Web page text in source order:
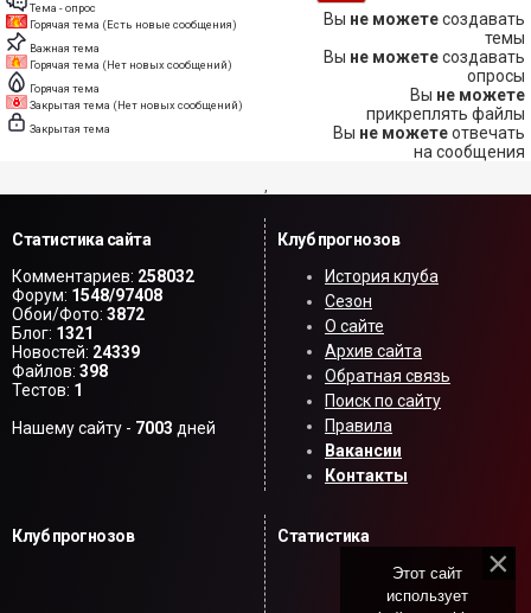
Тема - опрос
Горячая тема (Есть новые сообщения)
Важная тема
Горячая тема (Нет новых сообщений)
Горячая тема
Закрытая тема (Нет новых сообщений)
Закрытая тема
Вы не можетесоздавать
темы
Вы не можетесоздавать
опросы
Вы не можете
прикреплять файлы
Вы не можетеотвечать
на сообщения
,
Статистика сайта
Комментариев: 258032
Форум: 1548/97408
Обои/Фото: 3872
Блог: 1321
Новостей: 24339
Файлов: 398
Тестов: 1
Нашему сайту - 7003 дней
Клуб прогнозов
История клуба
Сезон
О сайте
Архив сайта
Обратная связь
Поиск по сайту
Правила
Вакансии
Контакты
Клуб прогнозов Статистика
Этот сайт
использует